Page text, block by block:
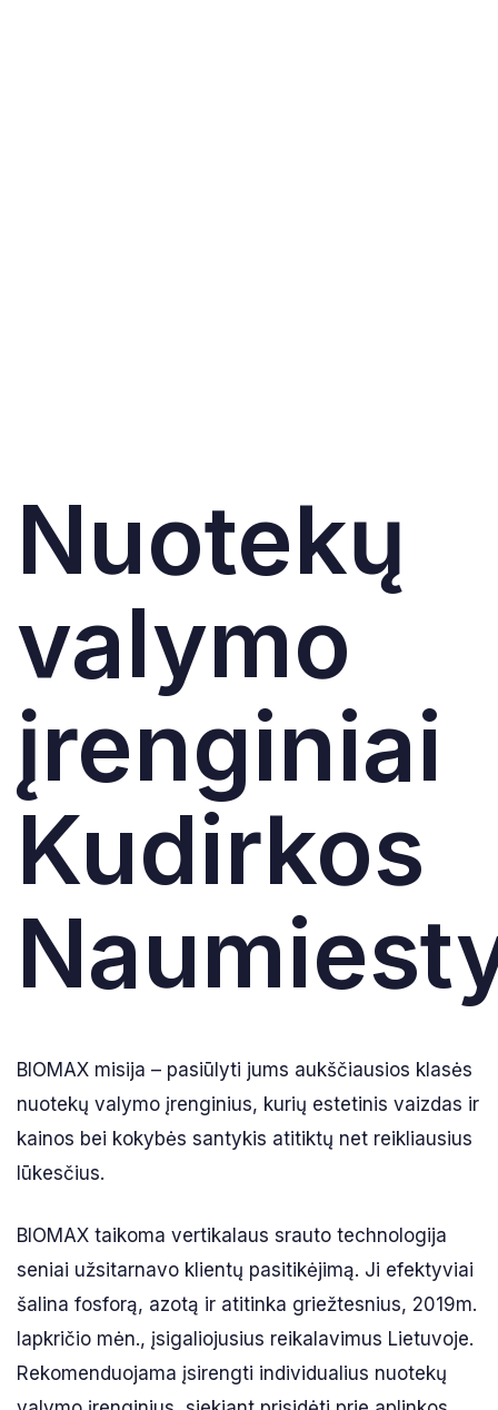
Nuotekų
valymo
įrenginiai
Kudirkos
BIOMAX misija – pasiūlyti jums aukščiausios klasės
nuotekų valymo įrenginius, kurių estetinis vaizdas ir
kainos bei kokybės santykis atitiktų net reikliausius
lūkesčius.
BIOMAX taikoma vertikalaus srauto technologija
seniai užsitarnavo klientų pasitikėjimą. Ji efektyviai
šalina fosforą, azotą ir atitinka griežtesnius, 2019m.
lapkričio mėn., įsigaliojusius reikalavimus Lietuvoje.
Rekomenduojama įsirengti individualius nuotekų